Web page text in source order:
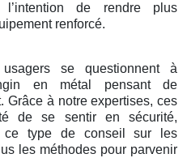
de rendre plus
renforcé.
se questionnent à
en métal pensant de
Grâce à notre expertises, ces
de se sentir en sécurité,
ce type de conseil sur les
les méthodes pour parvenir